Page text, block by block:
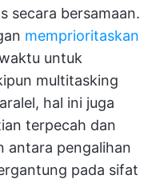
secara bersamaan.
memprioritaskan
untuk
multitasking
hal ini juga
terpecah dan
antara pengalihan
pada sifat